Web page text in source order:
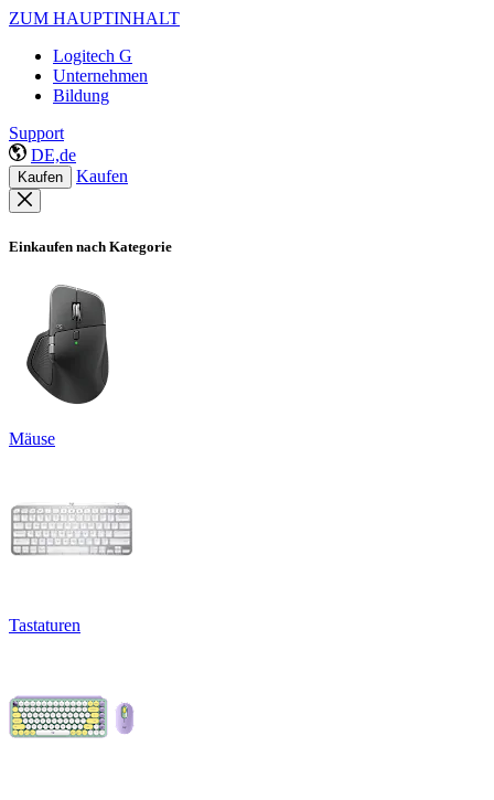
ZUM HAUPTINHALT
Logitech G
Unternehmen
Bildung
Support
DE,de
Kaufen Kaufen
Einkaufen nach Kategorie
Mäuse
Tastaturen